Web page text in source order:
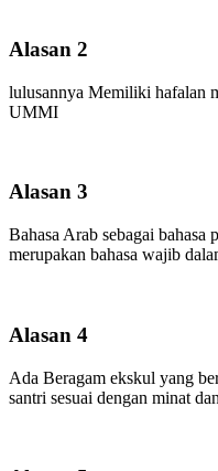
Alasan 2
lulusannya Memiliki hafalan
UMMI
Alasan 3
Bahasa Arab sebagai
merupakan bahasa wajib
Alasan 4
Ada Beragam ekskul yang
santri sesuai dengan minat